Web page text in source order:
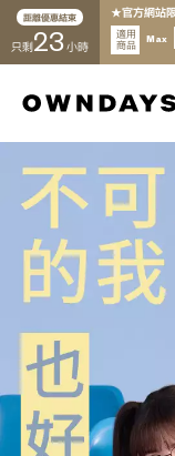
距離優惠結束
只剩 23 小時
★官方網站
適用
商品
Max